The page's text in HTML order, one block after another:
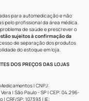
para automedicação e não
pelo profissional da área médica.
de saúde e prescrever o
sujeitos à confirmação da
de separação dos produtos
do estoque em loja.
DOS PREÇOS DAS LOJAS
| CNPJ:
| São Paulo - SP | CEP: 04.296-
CRF/SP: 107393 | IE: